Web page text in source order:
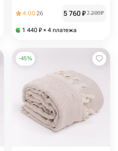
4.0026 5 760₽7 200₽
1 440 ₽ × 4 платежа
-45%